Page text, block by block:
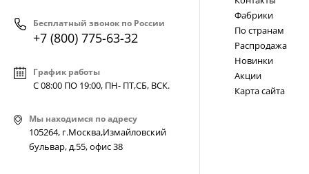
Бесплатный звонок по России
+7 (800) 775-63-32
График работы
С 08:00 ПО 19:00, ПН- ПТ,СБ, ВСК.
Мы находимся по адресу
105264, г.Москва,Измайловский
бульвар, д.55, офис 38
Фабрики
По странам
Распродажа
Новинки
Акции
Карта сайта